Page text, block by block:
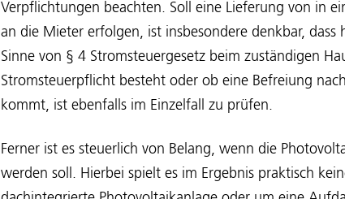
Verpflichtungen beachten. Soll eine Lieferung von in
an die Mieter erfolgen, ist insbesondere denkbar, dass
Sinne von § 4 Stromsteuergesetz beim zuständigen
Stromsteuerpflicht besteht oder ob eine Befreiung
kommt, ist ebenfalls im Einzelfall zu prüfen.
Ferner ist es steuerlich von Belang, wenn die
werden soll. Hierbei spielt es im Ergebnis praktisch